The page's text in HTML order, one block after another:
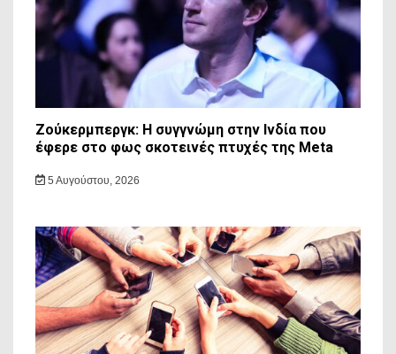
Ζούκερμπεργκ: Η συγγνώμη στην Ινδία που
έφερε στο φως σκοτεινές πτυχές της Meta
5 Αυγούστου, 2026